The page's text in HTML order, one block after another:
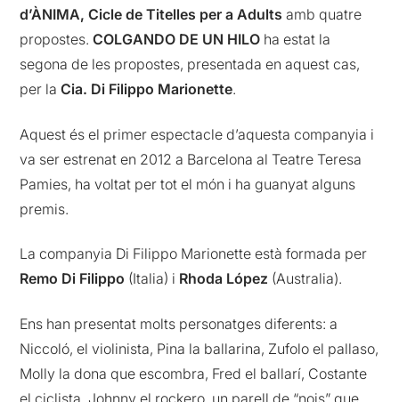
d’ÀNIMA, Cicle de Titelles per a Adults amb quatre
propostes.COLGANDO DE UN HILO ha estat la
segona de les propostes, presentada en aquest cas,
per laCia. Di Filippo Marionette.
Aquest és el primer espectacle d’aquesta companyia i
va ser estrenat en 2012 a Barcelona al Teatre Teresa
Pamies, ha voltat per tot el món i ha guanyat alguns
premis.
La companyia Di Filippo Marionette està formada per
Remo Di Filippo (Italia) i Rhoda López (Australia).
Ens han presentat molts personatges diferents: a
Niccoló, el violinista, Pina la ballarina, Zufolo el pallaso,
Molly la dona que escombra, Fred el ballarí, Costante
el ciclista, Johnny el rockero, un parell de “nois” que